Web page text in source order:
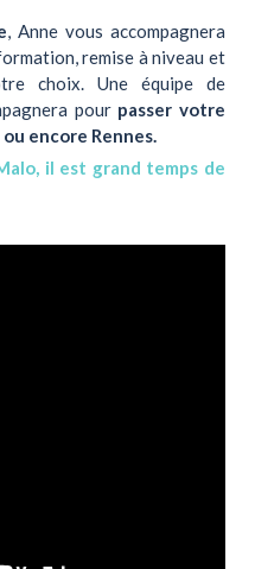
, Anne vous accompagnera
remise à niveau et
choix. Une équipe de
pourpasser votre
ou encore Rennes.
il est grand temps de